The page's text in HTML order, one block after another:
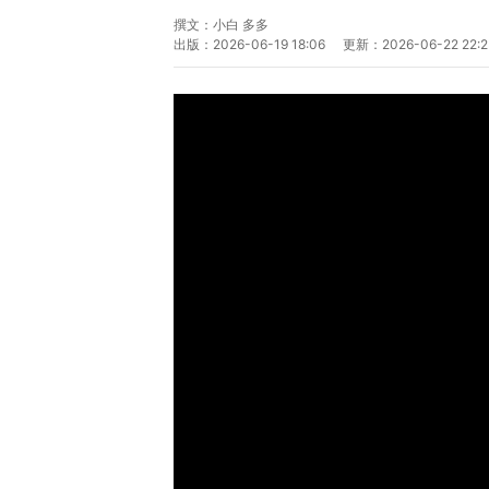
撰文： 小白 多多
出版： 2026-06-19 18:06 更新： 2026-06-22